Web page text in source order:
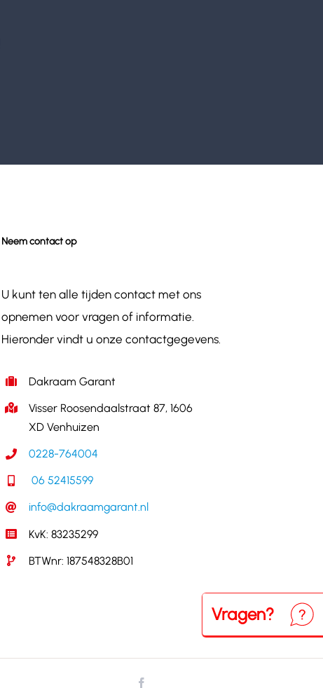
Neem contact op
U kunt ten alle tijden contact met ons
opnemen voor vragen of informatie.
Hieronder vindt u onze contactgegevens.
Dakraam Garant
Visser Roosendaalstraat 87, 1606
XD Venhuizen
0228-764004
06 52415599
info@dakraamgarant.nl
KvK: 83235299
BTWnr: 187548328B01
Vragen?